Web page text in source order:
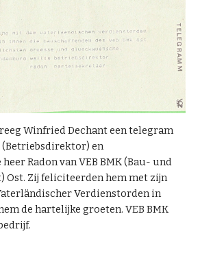
Winfried Dechant een telegram
(Betriebsdirektor) en
Radon van VEB BMK (Bau- und
Ost. Zij feliciteerden hem met zijn
Verdienstorden in
de hartelijke groeten. VEB BMK